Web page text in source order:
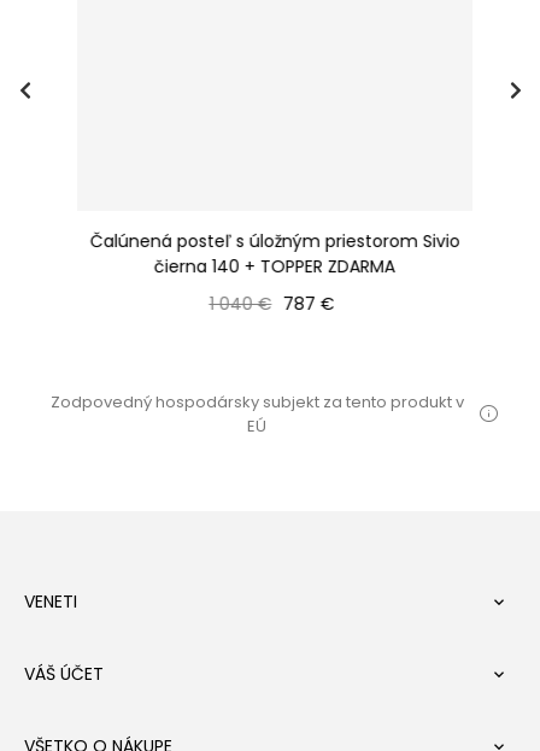
Čalúnená posteľ s úložným priestorom Sivio
čierna 140 + TOPPER ZDARMA
Bežná cena
1 040 € Cena
787 €
Zodpovedný hospodársky subjekt za tento produkt v
EÚ
VENETI 
VÁŠ ÚČET 
VŠETKO O NÁKUPE 